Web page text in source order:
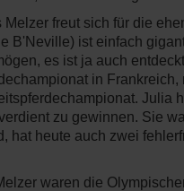
Melzer freut sich für die
B'Neville) ist einfach
es ist ja auch
in Frankreich,
Julia
zu gewinnen. Sie
hat heute auch zwei
waren die